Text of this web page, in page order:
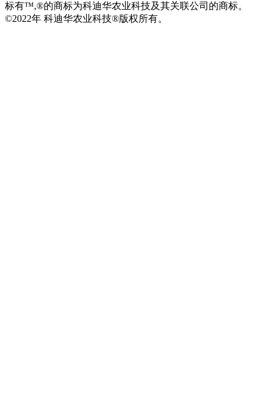
标有™,®的商标为科迪华农业科技及其关联公司的商标。
©2022年 科迪华农业科技®版权所有。